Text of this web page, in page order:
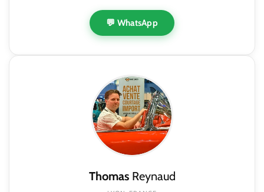
💬 WhatsApp
ThomasReynaud